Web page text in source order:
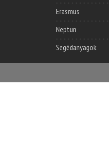
Erasmus
Neptun
Segédanyagok